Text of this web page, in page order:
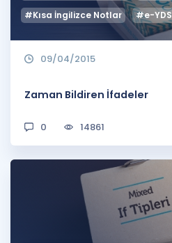
#Kısa İngilizce Notlar
#e-YDS
09/04/2015
Zaman Bildiren İfadeler
0 14861